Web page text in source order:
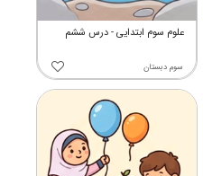
علوم سوم ابتدایی - درس ششم
سوم دبستان